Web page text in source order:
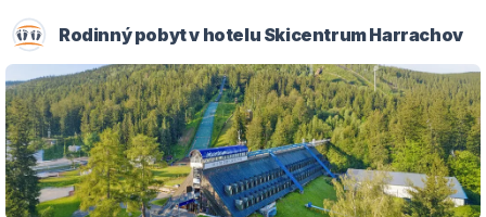
Rodinný pobyt v hotelu Skicentrum Harrachov